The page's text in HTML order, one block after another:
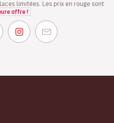
limitées. Les prix en rouge sont
offre !